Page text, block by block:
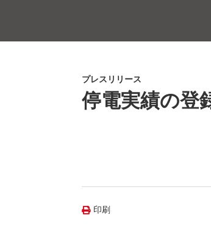
プレスリリース
停電実績の登
印刷